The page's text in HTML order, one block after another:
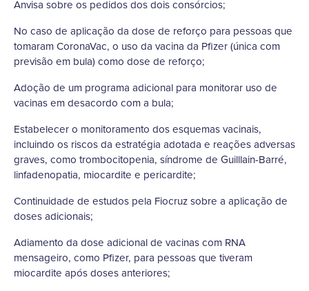
Anvisa sobre os pedidos dos dois consórcios;
No caso de aplicação da dose de reforço para pessoas que
tomaram CoronaVac, o uso da vacina da Pfizer (única com
previsão em bula) como dose de reforço;
Adoção de um programa adicional para monitorar uso de
vacinas em desacordo com a bula;
Estabelecer o monitoramento dos esquemas vacinais,
incluindo os riscos da estratégia adotada e reações adversas
graves, como trombocitopenia, síndrome de Guilllain-Barré,
linfadenopatia, miocardite e pericardite;
Continuidade de estudos pela Fiocruz sobre a aplicação de
doses adicionais;
Adiamento da dose adicional de vacinas com RNA
mensageiro, como Pfizer, para pessoas que tiveram
miocardite após doses anteriores;